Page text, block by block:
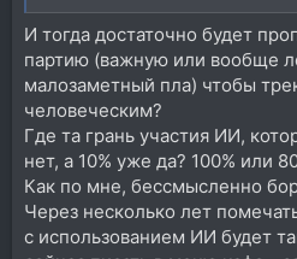
И тогда достаточно будет
партию (важную или вообще
малозаметный пла) чтобы
человеческим?
Где та грань участия ИИ,
нет, а 10% уже да? 100% или
Как по мне, бессмысленно
Через несколько лет
с использованием ИИ будет